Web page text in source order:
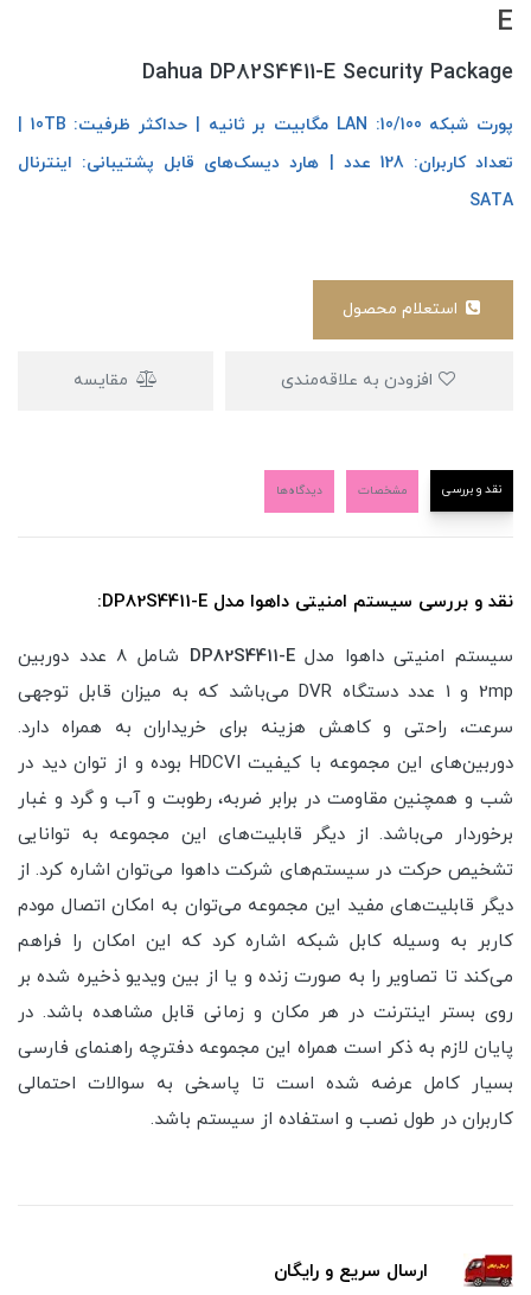
E
Dahua DP82S4411-E Security Package
تعداد کاربران: 128 عدد | هارد دیسک‌های قابل پشتیبانی: اینترنال
SATA
مقایسه
نقد و بررسی مشخصات دیدگاه‌ها
نقد و بررسی سیستم امنیتی داهوا مدل DP82S4411-E:
سیستم امنیتی داهوا مدلDP82S4411-E
شامل 8 عدد دوربین
2mp و 1 عدد دستگاه DVR می‌باشد که به میزان قابل توجهی
سرعت، راحتی و کاهش هزینه برای خریداران به همراه دارد.
دوربین‌های این مجموعه با کیفیت HDCVI بوده و از توان دید در
شب و همچنین مقاومت در برابر ضربه، رطوبت و آب و گرد و غبار
برخوردار می‌باشد. از دیگر قابلیت‌های این مجموعه به توانایی
تشخیص حرکت در سیستم‌های شرکت داهوا می‌توان اشاره کرد. از
دیگر قابلیت‌های مفید این مجموعه می‌توان به امکان اتصال مودم
کاربر به وسیله کابل شبکه اشاره کرد که این امکان را فراهم
می‌کند تا تصاویر را به صورت زنده و یا از بین ویدیو ذخیره شده بر
روی بستر اینترنت در هر مکان و زمانی قابل مشاهده باشد. در
پایان لازم به ذکر است همراه این مجموعه دفترچه راهنمای فارسی
بسیار کامل عرضه شده است تا پاسخی به سوالات احتمالی
کاربران در طول نصب و استفاده از سیستم باشد.
ارسال سریع و رایگان